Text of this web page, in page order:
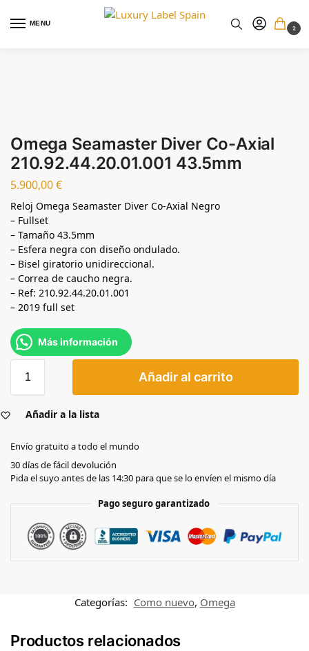
MENU
2
Omega Seamaster Diver Co-Axial
210.92.44.20.01.001 43.5mm
5.900,00€
Reloj Omega Seamaster Diver Co-Axial Negro
– Fullset
– Tamaño 43.5mm
– Esfera negra con diseño ondulado.
– Bisel giratorio unidireccional.
– Correa de caucho negra.
– Ref: 210.92.44.20.01.001
– 2019 full set
Más información
Añadir al carrito
Añadir a la lista
Envío gratuito a todo el mundo
30 días de fácil devolución
Pida el suyo antes de las 14:30 para que se lo envíen el mismo día
Pago seguro garantizado
Categorías: Como nuevo, Omega
Productos relacionados